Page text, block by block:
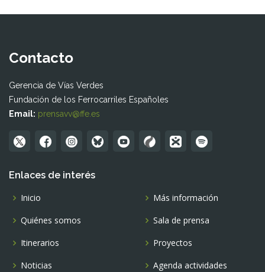
Contacto
Gerencia de Vías Verdes
Fundación de los Ferrocarriles Españoles
Email: prensavv@ffe.es
Enlaces de interés
Inicio
Quiénes somos
Itinerarios
Noticias
Más información
Sala de prensa
Proyectos
Agenda actividades